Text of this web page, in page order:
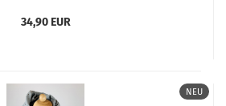
34,90 EUR
NEU